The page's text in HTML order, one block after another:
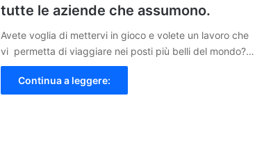
tutte le aziende che assumono.
Avete voglia di mettervi in gioco e volete un lavoro che
vi permetta di viaggiare nei posti più belli del mondo?…
Continua a leggere: